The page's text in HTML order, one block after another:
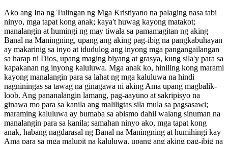
Ako ang Ina ng Tulingan ng Mga Kristiyano na palaging nasa tabi
ninyo, mga tapat kong anak; kaya't huwag kayong matakot;
manalangin at humingi ng may tiwala sa pamamagitan ng aking
Banal na Maningning, upang ang aking pag-ibig na pangkabuhayan
ay makarinig sa inyo at idudulog ang inyong mga pangangailangan
sa harap ni Dios, upang maging biyang at grasya, kung sila'y para sa
kapakanan ng inyong kaluluwa. Mga anak ko, hiniling kong marami
kayong manalangin para sa lahat ng mga kaluluwa na hindi
nagniningas sa tawag na ginagawa ni aking Ama upang magbalik-
loob. Ang pananalangin lamang, pag-aayuno at sakripisyo na
ginawa mo para sa kanila ang maliligtas sila mula sa pagsasawi;
maraming kaluluwa ay bumaba sa abismo dahil walang sinuman na
manalangin para sa kanila; samahan ninyo ako, mga tapat kong
anak, habang nagdarasal ng Banal na Maningning at humihingi kay
Ama para sa mga malupit na kaluluwa, upang ang aking pag-ibig na